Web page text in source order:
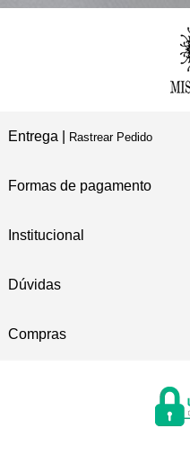
Entrega | Rastrear Pedido
Formas de pagamento
Institucional
Dúvidas
Compras